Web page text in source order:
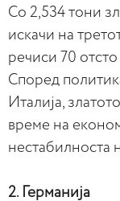
Со 2,534 тони
искачи на
речиси 70
Според
Италија,
време на
нестабилноста
2. Германија